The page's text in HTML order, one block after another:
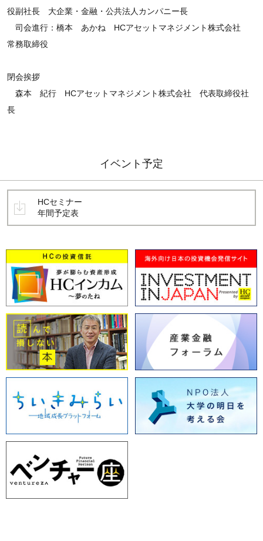
役副社長 大企業・金融・公共法人カンパニー長
司会進行：橋本 あかね HCアセットマネジメント株式会社
常務取締役
閉会挨拶
森本 紀行 HCアセットマネジメント株式会社 代表取締役社
長
イベント予定
HCセミナー
年間予定表